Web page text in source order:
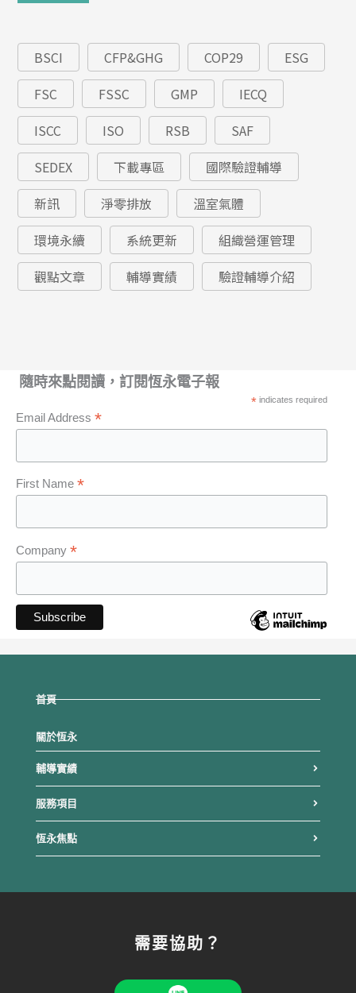
BSCI CFP&GHG COP29
ESG
FSC
FSSC GMP
IECQ
ISCC
ISO RSB
SAF
SEDEX
下載專區
國際驗證輔導
新訊
淨零排放
溫室氣體
環境永續
系統更新
組織營運管理
觀點文章
輔導實績 驗證輔導介紹
隨時來點閱讀，訂閱恆永電子報
*indicates required
Email Address *
First Name *
Company *
首頁
關於恆永
輔導實績
服務項目
恆永焦點
需要協助？